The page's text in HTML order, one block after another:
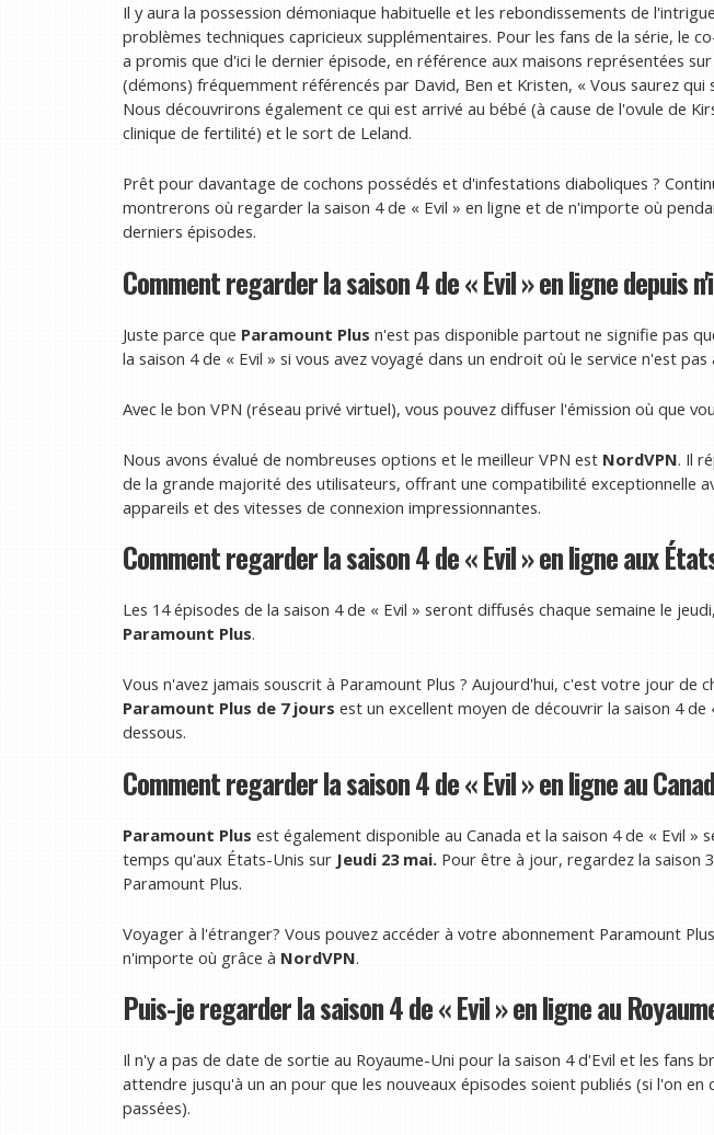
Il y aura la possession démoniaque habituelle et les rebondissements de
problèmes techniques capricieux supplémentaires. Pour les fans de la série, le
a promis que d'ici le dernier épisode, en référence aux maisons représentées
(démons) fréquemment référencés par David, Ben et Kristen, « Vous saurez qui
Nous découvrirons également ce qui est arrivé au bébé (à cause de l'ovule de
clinique de fertilité) et le sort de Leland.
Prêt pour davantage de cochons possédés et d'infestations diaboliques ?
montrerons où regarder la saison 4 de « Evil » en ligne et de n'importe où
derniers épisodes.
Comment regarder la saison 4 de « Evil » en ligne depuis
Juste parce que Paramount Plus n'est pas disponible partout ne signifie pas
la saison 4 de « Evil » si vous avez voyagé dans un endroit où le service n'est pas
Avec le bon VPN (réseau privé virtuel), vous pouvez diffuser l'émission où que
Nous avons évalué de nombreuses options et le meilleur VPN est NordVPN. Il
de la grande majorité des utilisateurs, offrant une compatibilité exceptionnelle
appareils et des vitesses de connexion impressionnantes.
Comment regarder la saison 4 de « Evil » en ligne aux
Les 14 épisodes de la saison 4 de « Evil » seront diffusés chaque semaine le
Paramount Plus.
Vous n'avez jamais souscrit à Paramount Plus ? Aujourd'hui, c'est votre jour de
Paramount Plus de 7 jours est un excellent moyen de découvrir la saison 4 de
dessous.
Comment regarder la saison 4 de « Evil » en ligne au
Paramount Plus est également disponible au Canada et la saison 4 de « Evil »
temps qu'aux États-Unis sur Jeudi 23 mai. Pour être à jour, regardez la saison
Paramount Plus.
Voyager à l'étranger? Vous pouvez accéder à votre abonnement Paramount
n'importe où grâce à NordVPN.
Puis-je regarder la saison 4 de « Evil » en ligne au
Il n'y a pas de date de sortie au Royaume-Uni pour la saison 4 d'Evil et les fans
attendre jusqu'à un an pour que les nouveaux épisodes soient publiés (si l'on en
passées).